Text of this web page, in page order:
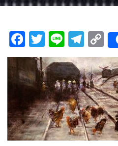
F
ac
e
b
o
o
k
T
w
it
te
r
Li
n
e
T
el
e
gr
a
m
C
o
p
y
Li
n
k